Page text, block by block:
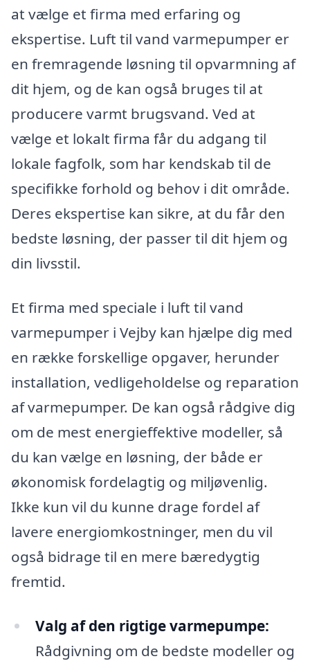
at vælge et firma med erfaring og
ekspertise. Luft til vand varmepumper er
en fremragende løsning til opvarmning af
dit hjem, og de kan også bruges til at
producere varmt brugsvand. Ved at
vælge et lokalt firma får du adgang til
lokale fagfolk, som har kendskab til de
specifikke forhold og behov i dit område.
Deres ekspertise kan sikre, at du får den
bedste løsning, der passer til dit hjem og
din livsstil.
Et firma med speciale i luft til vand
varmepumper i Vejby kan hjælpe dig med
en række forskellige opgaver, herunder
installation, vedligeholdelse og reparation
af varmepumper. De kan også rådgive dig
om de mest energieffektive modeller, så
du kan vælge en løsning, der både er
økonomisk fordelagtig og miljøvenlig.
Ikke kun vil du kunne drage fordel af
lavere energiomkostninger, men du vil
også bidrage til en mere bæredygtig
fremtid.
Valg af den rigtige varmepumpe:
Rådgivning om de bedste modeller og